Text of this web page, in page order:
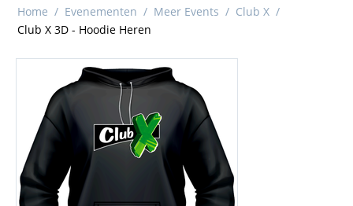
Home / Evenementen / Meer Events / Club X /
Club X 3D - Hoodie Heren